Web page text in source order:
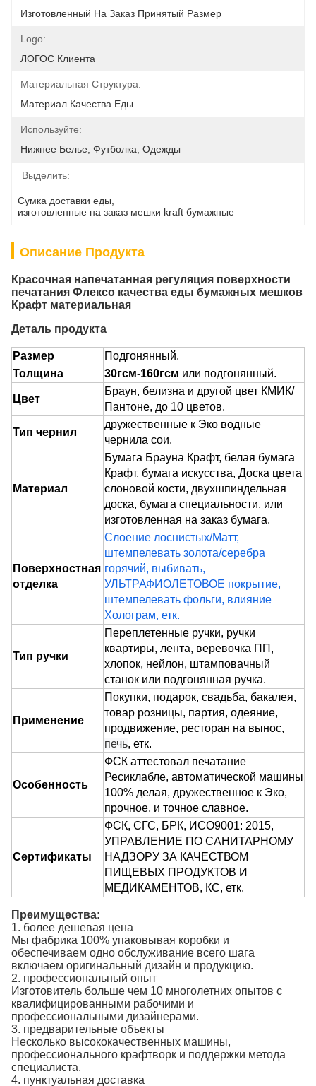
Изготовленный На Заказ Принятый Размер
Logo:
ЛОГОС Клиента
Материальная Структура:
Материал Качества Еды
Используйте:
Нижнее Белье, Футболка, Одежды
Выделить:
Сумка доставки еды
изготовленные на заказ мешки kraft бумажные
Описание Продукта
Красочная напечатанная регуляция поверхности
печатания Флексо качества еды бумажных мешков
Крафт материальная
Деталь продукта
Размер
Подгонянный.
Толщина
30гсм-160гсм или подгонянный.
Цвет
Браун, белизна и другой цвет КМИК/
Пантоне, до 10 цветов.
Тип чернил
дружественные к Эко водные
чернила сои.
Материал
Бумага Брауна Крафт, белая бумага
Крафт, бумага искусства, Доска цвета
слоновой кости, двухшпиндельная
доска, бумага специальности, или
изготовленная на заказ бумага.
Поверхностная
отделка
Слоение лоснистых/Матт,
штемпелевать золота/серебра
горячий, выбивать,
УЛЬТРАФИОЛЕТОВОЕ покрытие,
штемпелевать фольги, влияние
Холограм, етк.
Тип ручки
Переплетенные ручки, ручки
квартиры, лента, веревочка ПП,
хлопок, нейлон, штамповачный
станок или подгонянная ручка.
Применение
Покупки, подарок, свадьба, бакалея,
товар розницы, партия, одеяние,
продвижение, ресторан на вынос,
печь, етк.
Особенность
ФСК аттестовал печатание
Ресиклабле, автоматической машины
100% делая, дружественное к Эко,
прочное, и точное славное.
Сертификаты
ФСК, СГС, БРК, ИСО9001: 2015,
УПРАВЛЕНИЕ ПО САНИТАРНОМУ
НАДЗОРУ ЗА КАЧЕСТВОМ
ПИЩЕВЫХ ПРОДУКТОВ И
МЕДИКАМЕНТОВ, КС, етк.
Преимущества:
1. более дешевая цена
Мы фабрика 100% упаковывая коробки и
обеспечиваем одно обслуживание всего шага
включаем оригинальный дизайн и продукцию.
2. профессиональный опыт
Изготовитель больше чем 10 многолетних опытов с
квалифицированными рабочими и
профессиональными дизайнерами.
3. предварительные объекты
Несколько высококачественных машины,
профессионального крафтворк и поддержки метода
специалиста.
4. пунктуальная доставка